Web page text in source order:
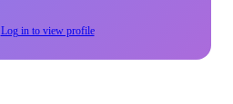
Log in to view profile